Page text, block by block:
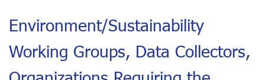
Environment/Sustainability
Working Groups, Data Collectors,